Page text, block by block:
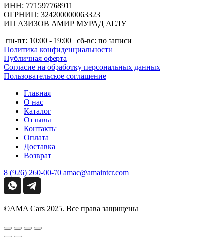
ИНН: 771597768911
ОГРНИП: 324200000063323
ИП АЗИЗОВ АМИР МУРАД АГЛУ
пн-пт: 10:00 - 19:00 | сб-вс: по записи
Политика конфиденциальности
Публичная оферта
Согласие на обработку персональных данных
Пользовательское соглашение
Главная
О нас
Каталог
Отзывы
Контакты
Оплата
Доставка
Возврат
8 (926) 260-00-70 amac@amainter.com
©AMA Cars 2025. Все права защищены